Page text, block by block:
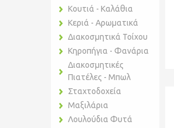
Κουτιά - Καλάθια
Κεριά - Αρωματικά
Διακοσμητικά Τοίχου
Κηροπήγια - Φανάρια
Διακοσμητικές
Πιατέλες - Μπωλ
Σταχτοδοχεία
Μαξιλάρια
Λουλούδια Φυτά